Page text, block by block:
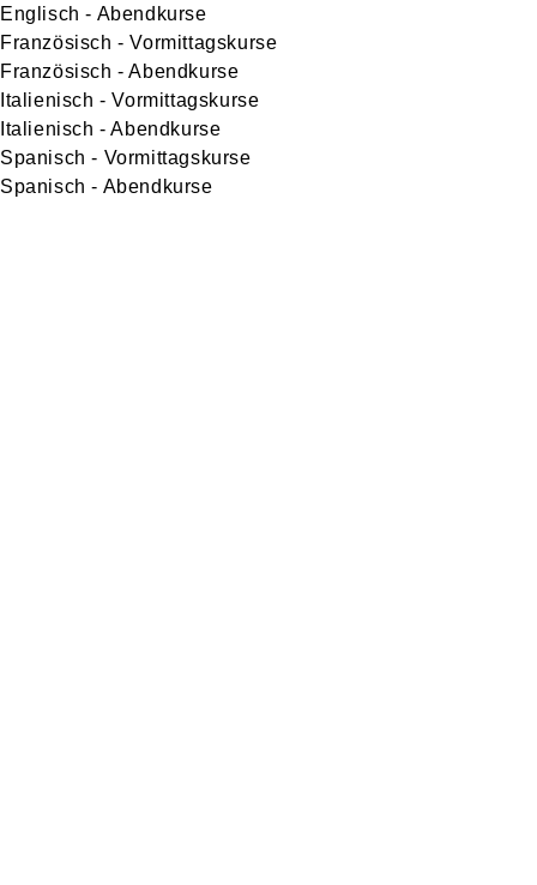
Englisch - Abendkurse
Französisch - Vormittagskurse
Französisch - Abendkurse
Italienisch - Vormittagskurse
Italienisch - Abendkurse
Spanisch - Vormittagskurse
Spanisch - Abendkurse